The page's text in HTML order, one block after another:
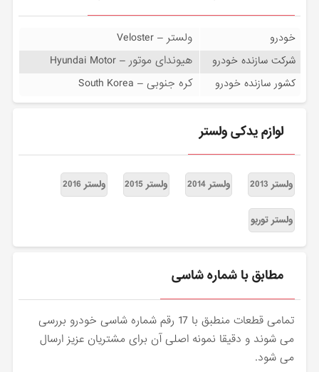
خودرو ولستر – Veloster
شرکت سازنده خودرو هیوندای موتور – Hyundai Motor
کشور سازنده خودرو کره جنوبی – South Korea
لوازم یدکی ولستر
ولستر 2013 ولستر 2014 ولستر 2015 ولستر 2016
ولستر توربو
مطابق با شماره شاسی
تمامی قطعات منطبق با 17 رقم شماره شاسی خودرو بررسی
می شوند و دقیقا نمونه اصلی آن برای مشتریان عزیز ارسال
می شود.